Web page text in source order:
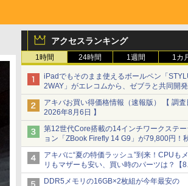
アクセスランキング
1時間 24時間 1週間 1カ
iPadでもそのまま使えるボールペン「
2WAY」がエレコムから、ゼブラと共同開発
アキバお買い得価格情報（速報版） 【 調査
2026年8月6日 】
第12世代Core搭載の14インチワークステー
ョン「ZBook Firefly 14 G9」が79,800円！
原で中古PCセール
アキバに“夏の特価ラッシュ”到来！CPUも
リもマザーも安い、買い時のパーツは？【8
日(金)22時配信】
DDR5メモリの16GB×2枚組が今年最安の